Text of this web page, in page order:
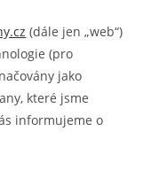
(dále jen „web“)
(pro
jako
které jsme
informujeme o